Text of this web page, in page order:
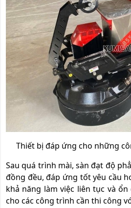
Thiết bị đáp ứng cho những
Sau quá trình mài, sàn đạt độ
đồng đều, đáp ứng tốt yêu cầu
khả năng làm việc liên tục và
cho các công trình cần thi công